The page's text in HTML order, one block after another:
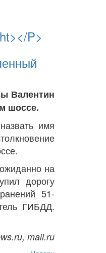
P>
Валентин
шоссе.
имя
на
дорогу
51-
ГИБДД.
mail.ru